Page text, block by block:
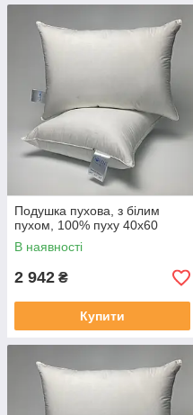
Подушка пухова, з білим
пухом, 100% пуху 40x60
В наявності
2 942 ₴
Купити